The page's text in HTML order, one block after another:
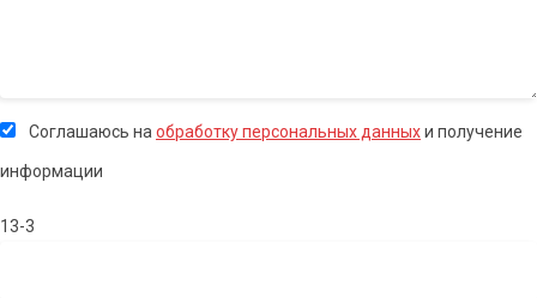
Соглашаюсь наобработку персональных данныхи получение
информации
13-3